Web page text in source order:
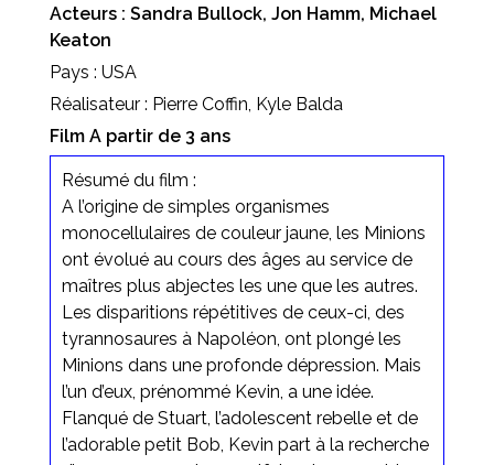
Acteurs : Sandra Bullock, Jon Hamm, Michael
Keaton
Pays : USA
Réalisateur : Pierre Coffin, Kyle Balda
Film A partir de 3 ans
Résumé du film :
A l’origine de simples organismes
monocellulaires de couleur jaune, les Minions
ont évolué au cours des âges au service de
maîtres plus abjectes les une que les autres.
Les disparitions répétitives de ceux-ci, des
tyrannosaures à Napoléon, ont plongé les
Minions dans une profonde dépression. Mais
l’un d’eux, prénommé Kevin, a une idée.
Flanqué de Stuart, l’adolescent rebelle et de
l’adorable petit Bob, Kevin part à la recherche